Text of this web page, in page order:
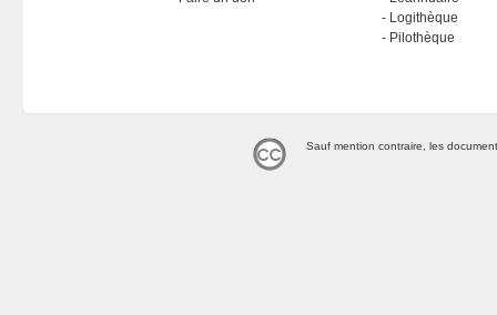
Logithèque
Pilothèque
Sauf mention contraire, les